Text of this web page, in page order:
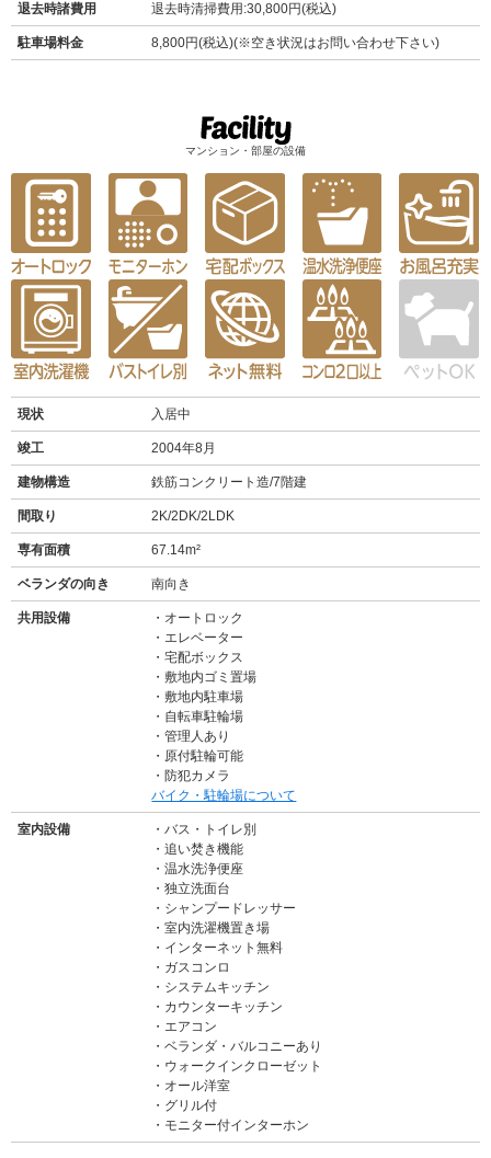
退去時諸費用 退去時清掃費用:30,800円(税込)
駐車場料金 8,800円(税込)(※空き状況はお問い合わせ下さい)
マンション・部屋の設備
現状 入居中
竣工 2004年8月
建物構造 鉄筋コンクリート造/7階建
間取り 2K/2DK/2LDK
専有面積 67.14m²
ベランダの向き 南向き
共用設備
オートロック
エレベーター
宅配ボックス
敷地内ゴミ置場
敷地内駐車場
自転車駐輪場
管理人あり
原付駐輪可能
防犯カメラ
バイク・駐輪場について
室内設備
バス・トイレ別
追い焚き機能
温水洗浄便座
独立洗面台
シャンプードレッサー
室内洗濯機置き場
インターネット無料
ガスコンロ
システムキッチン
カウンターキッチン
エアコン
ベランダ・バルコニーあり
ウォークインクローゼット
オール洋室
グリル付
モニター付インターホン